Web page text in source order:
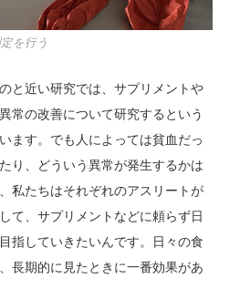
を行う
と近い研究では、サプリメントや
常の改善について研究するという
ます。でも人によっては貧血だっ
り、どういう異常が発生するかは
私たちはそれぞれのアスリートが
て、サプリメントなどに頼らず日
指していきたいんです。日々の食
長期的に見たときに一番効果があ